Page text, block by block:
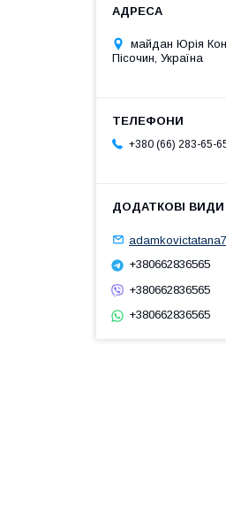
майдан Юрія
Пісочин, Україна
+380 (66) 283-65-
+380662836565
+380662836565
+380662836565